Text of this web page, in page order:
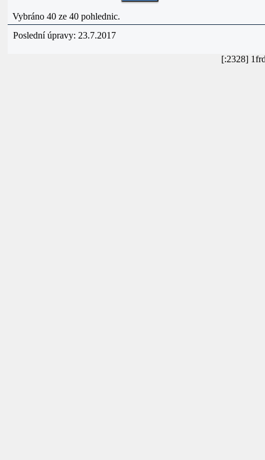
Vybráno 40 ze 40 pohlednic.
Poslední úpravy: 23.7.2017
[:2328]